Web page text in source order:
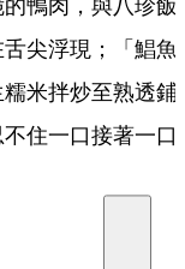
尖浮現；「鯧魚
米拌炒至熟透鋪
住一口接著一口